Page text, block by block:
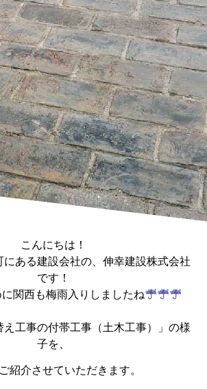
こんにちは！
ある建設会社の、伸幸建設株式会社
です！
関西も梅雨入りしましたね
工事の付帯工事（土木工事）」の様
子を、
紹介させていただきます。